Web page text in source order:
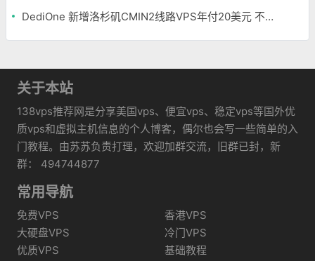
DediOne 新增洛杉矶CMIN2线路VPS年付20美元 不限流量
关于本站
138vps推荐网是分享美国vps、便宜vps、稳定vps等国外优
质vps和虚拟主机信息的个人博客，偶尔也会写一些简单的入
门教程。由苏苏负责打理，欢迎加群交流，旧群已封，新
群： 494744877
常用导航
免费VPS
香港VPS
大硬盘VPS
冷门VPS
优质VPS
基础教程